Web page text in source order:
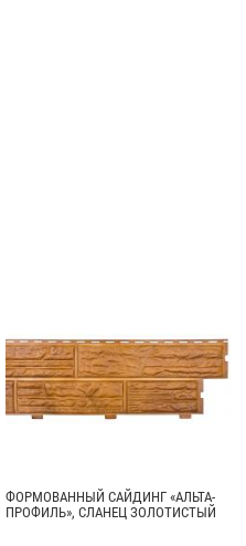
ФОРМОВАННЫЙ САЙДИНГ «АЛЬТА-
ПРОФИЛЬ», СЛАНЕЦ ЗОЛОТИСТЫЙ